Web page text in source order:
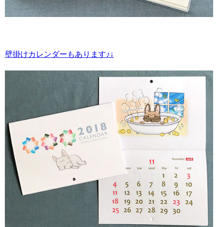
壁掛けカレンダーもあります♪↓